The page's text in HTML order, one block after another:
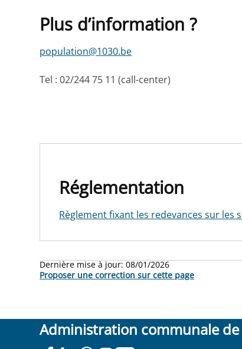
Plus d’information ?
population@1030.be
Tel : 02/244 75 11 (call-center)
Réglementation
Règlement fixant les redevances sur
Dernière mise à jour:08/01/2026
Proposer une correction sur cette page
Administration communale de